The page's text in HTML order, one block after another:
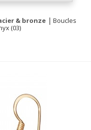
& bronze
Boucles
(03)